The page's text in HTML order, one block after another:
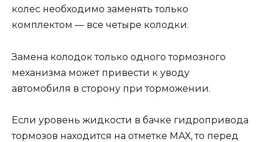
колес необходимо заменять только
комплектом — все четыре колодки.
Замена колодок только одного тормозного
механизма может привести к уводу
автомобиля в сторону при торможении.
Если уровень жидкости в бачке гидропривода
тормозов находится на отметке МАХ, то перед